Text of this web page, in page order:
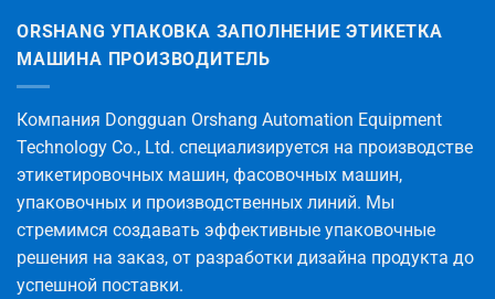
ORSHANG УПАКОВКА ЗАПОЛНЕНИЕ ЭТИКЕТКА
МАШИНА ПРОИЗВОДИТЕЛЬ
Компания Dongguan Orshang Automation Equipment
Technology Co., Ltd. специализируется на производстве
этикетировочных машин, фасовочных машин,
упаковочных и производственных линий. Мы
стремимся создавать эффективные упаковочные
решения на заказ, от разработки дизайна продукта до
успешной поставки.